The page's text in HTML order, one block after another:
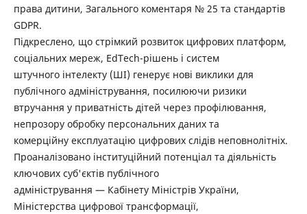
права дитини, Загального коментаря № 25 та стандартів
GDPR.
Підкреслено, що стрімкий розвиток цифрових платформ,
соціальних мереж, EdTech-рішень і систем
штучного інтелекту (ШІ) генерує нові виклики для
публічного адміністрування, посилюючи ризики
втручання у приватність дітей через профілювання,
непрозору обробку персональних даних та
комерційну експлуатацію цифрових слідів неповнолітніх.
Проаналізовано інституційний потенціал та діяльність
ключових суб'єктів публічного
адміністрування — Кабінету Міністрів України,
Міністерства цифрової трансформації,